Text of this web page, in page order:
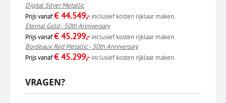
Digital Silver Metallic
Prijs vanaf€ 44.549,- inclusief kosten rijklaar maken.
Eternal Gold - 50th Anniversary
Prijs vanaf€ 45.299,- inclusief kosten rijklaar maken.
Bordeaux Red Metallic - 50th Anniversary
Prijs vanaf€ 45.299,- inclusief kosten rijklaar maken.
VRAGEN?